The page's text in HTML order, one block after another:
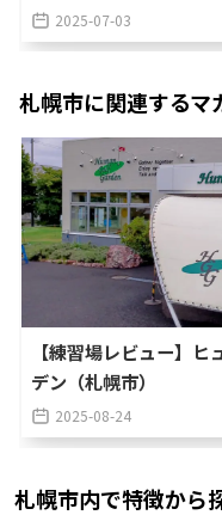
2025-07-03
札幌市に関連するマ
【練習場レビュー】
デン（札幌市）
2025-08-24
札幌市内で特徴から